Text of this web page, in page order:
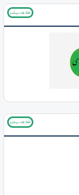
اطلاعات بیشتر
اطلاعات بیشتر